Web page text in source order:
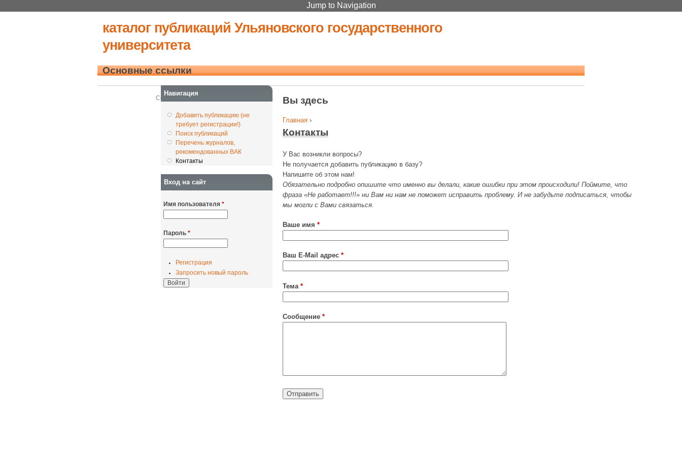
Jump to Navigation
каталог публикаций Ульяновского государственного
университета
Основные ссылки
Вы здесь
Главная›
Контакты
У Вас возникли вопросы?
Не получается добавить публикацию в базу?
Напишите об этом нам!
Обязательно подробно опишите что именно вы делали, какие ошибки при этом происходили! Поймите, что
фраза «Не работает!!!» ни Вам ни нам не поможет исправить проблему. И не забудьте подписаться, чтобы
мы могли с Вами связаться.
Ваше имя *
Ваш E-Mail адрес *
Тема *
Сообщение *
Навигация
Добавить публикацию (не
требует регистрации!)
Поиск публикаций
Перечень журналов,
рекомендованных ВАК
Контакты
Вход на сайт
Имя пользователя*
Пароль*
Регистрация
Запросить новый пароль
Создано на